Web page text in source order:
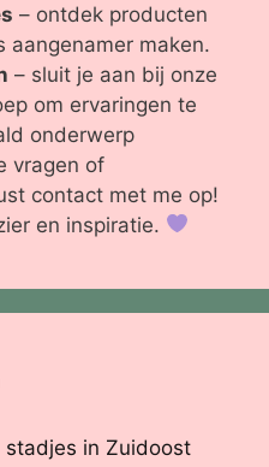
– ontdek producten
aangenamer maken.
– sluit je aan bij onze
om ervaringen te
onderwerp
vragen of
contact met me op!
en inspiratie.
stadjes in Zuidoost